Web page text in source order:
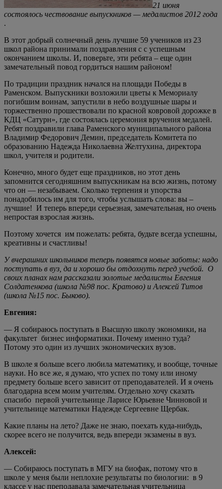
21 июня
состоялось чествование выпускников — медалистов 2012 года
.
В этот добрый солнечный день лучшие 59 учеников из 23
школ района принимали поздравления c с успешным
окончанием школы. И, поверьте, эти ребята – еще один
замечательный повод гордиться нашим районом!
По традиции праздник начался на площади Победы в
Раменском. Выпускники возложили цветы к Мемориалу
погибшим воинам, запустили в небо воздушные шары и
торжественно прошествовали по красной ковровой дорожке в
КДЦ «Сатурн», где состоялась церемония вручения медалей.
Ребят поздравили глава Раменского муниципального района
Владимир Федорович Демин, председатель Комитета по
образованию Надежда Николаевна Желтухина, директора
школ, учителя и родители.
Конечно, много будет еще праздников, но этот день
запомнится сегодняшним выпускникам на всю жизнь, потому
что он — незабываем. Сколько терпения и упорства
понадобилось им для того, чтобы услышать слова: вы –
лучшие! И теперь впереди серьезная, замечательная, но очень
непростая взрослая жизнь.
Поэтому хочется им пожелать: ребята, будьте всегда успешны,
креативны и счастливы!
У вчерашних школьников теперь появятся новые заботы: надо
поступать в вуз, да и хорошо бы отдохнуть перед учебой. О
своих планах нам рассказали золотые медалисты Евгения
Солдатенкова (школа №98 пос. Кратово) и Алексей Титов
(школа №15 пос. Быково).
Евгения:
— Я собираюсь поступать в Высшую школу экономики, на
факультет бизнес информатики. Почему именно туда?
Потому это один из лучших экономических вузов.
В школе я больше всего любила математику, и вообще, точные
науки. Но все же, я думаю, что успех по тому или иному
предмету больше всего зависит от преподавателей. И я очень
благодарна всем моим учителям. Отдельно хочу сказать
спасибо первой учительнице Ларисе Юрьевне Чинновой и
учительнице математики Надежде Сергеевне Щербак.
Какие планы на лето? Даже не знаю, поехать куда-нибудь,
скорее всего не получится, ведь впереди экзамены в вуз.
Алексей:
— Собираюсь поступать в МГУ на биофак, потому что в
школе у меня были неплохие результаты по биологии: в 9
классе у нас преподавала замечательная учительница